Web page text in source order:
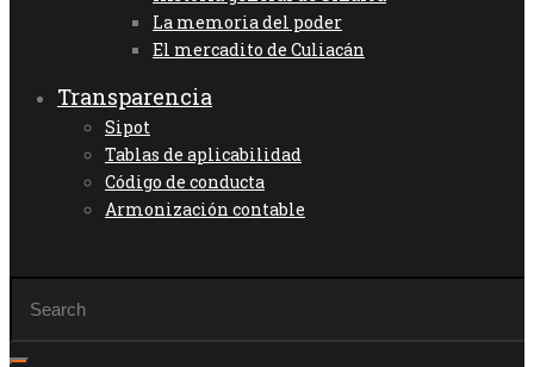
La memoria del poder
El mercadito de Culiacán
Transparencia
Sipot
Tablas de aplicabilidad
Código de conducta
Armonización contable